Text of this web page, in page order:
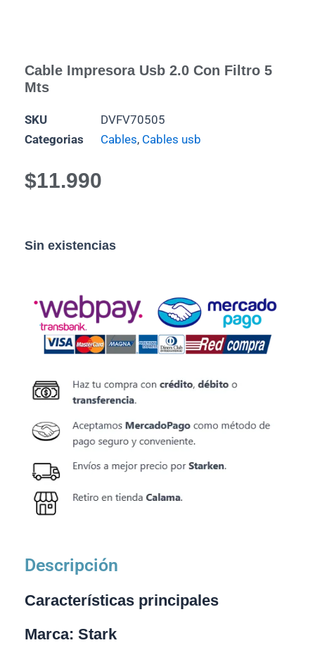
Cable Impresora Usb 2.0 Con Filtro 5
Mts
SKU
DVFV70505
Categorias
Cables, Cables usb
$11.990
Sin existencias
Descripción
Características principales
Marca: Stark